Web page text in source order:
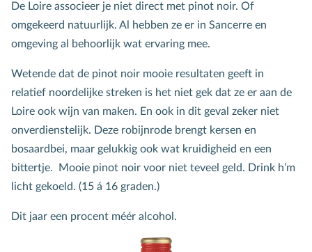
De Loire associeer je niet direct met pinot noir. Of
omgekeerd natuurlijk. Al hebben ze er in Sancerre en
omgeving al behoorlijk wat ervaring mee.
Wetende dat de pinot noir mooie resultaten geeft in
relatief noordelijke streken is het niet gek dat ze er aan de
Loire ook wijn van maken. En ook in dit geval zeker niet
onverdienstelijk. Deze robijnrode brengt kersen en
bosaardbei, maar gelukkig ook wat kruidigheid en een
bittertje. Mooie pinot noir voor niet teveel geld. Drink h’m
licht gekoeld. (15 á 16 graden.)
Dit jaar een procent méér alcohol.